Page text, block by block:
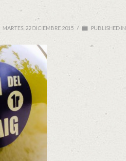
MARTES, 22 DICIEMBRE 2015 / PUBLISHED IN